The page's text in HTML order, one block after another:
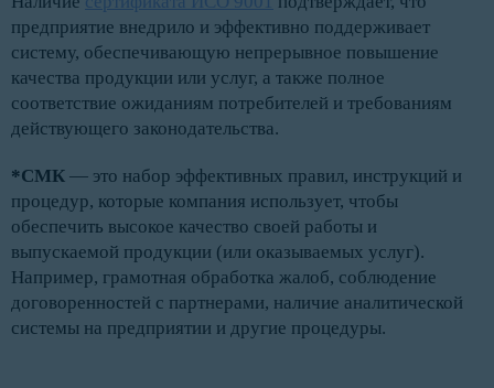
предприятие внедрило и эффективно поддерживает
систему, обеспечивающую непрерывное повышение
качества продукции или услуг, а также полное
соответствие ожиданиям потребителей и требованиям
действующего законодательства.
*СМК — это набор эффективных правил, инструкций и
процедур, которые компания использует, чтобы
обеспечить высокое качество своей работы и
выпускаемой продукции (или оказываемых услуг).
Например, грамотная обработка жалоб, соблюдение
договоренностей с партнерами, наличие аналитической
системы на предприятии и другие процедуры.